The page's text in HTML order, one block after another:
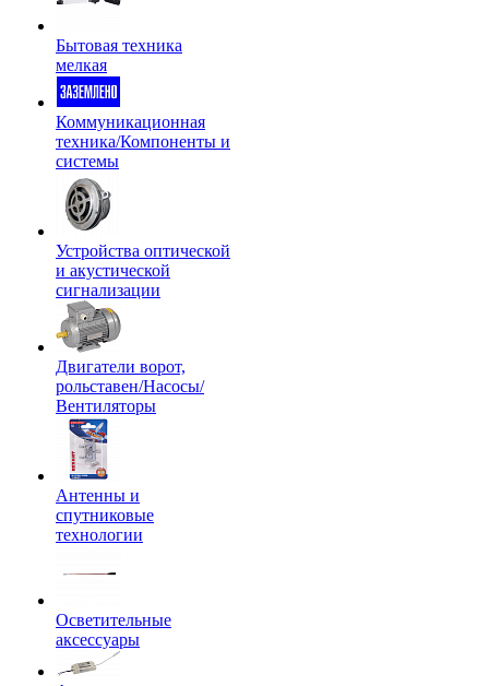
Бытовая техника
мелкая
Коммуникационная
техника/Компоненты и
системы
Устройства оптической
и акустической
сигнализации
Двигатели ворот,
рольставен/Насосы/
Вентиляторы
Антенны и
спутниковые
технологии
Осветительные
аксессуары